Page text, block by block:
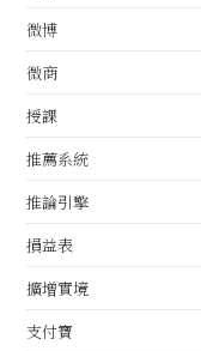
微博
微商
授課
推薦系統
推論引擎
損益表
擴增實境
支付寶